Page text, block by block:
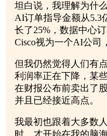
坦白说，我理解为什
AI订单指导金额从5.3
长了25%，数据中心
Cisco视为一个AI公司
但我仍然觉得人们有
利润率正在下降，某
在财报公布前卖出了
并且已经接近高点。
我最初也跟着大多数